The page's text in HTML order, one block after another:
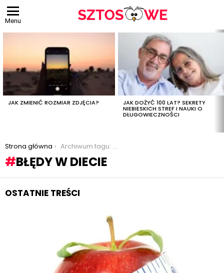
Menu
JAK ZMIENIĆ ROZMIAR ZDJĘCIA? JAK DOŻYĆ 100 LAT? SEKRETY
NIEBIESKICH STREF I NAUKI O
DŁUGOWIECZNOŚCI
Jesteś tutaj:
Strona główna Archiwum tagu: błędy w diecie
BŁĘDY W DIECIE
OSTATNIE TREŚCI